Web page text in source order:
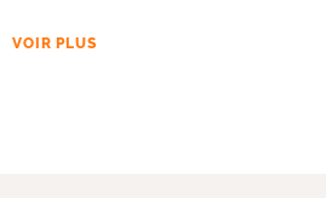
VOIR PLUS